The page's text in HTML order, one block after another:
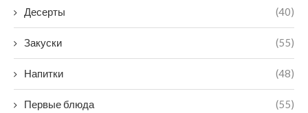
Десерты (40)
Закуски (55)
Напитки (48)
Первые блюда (55)